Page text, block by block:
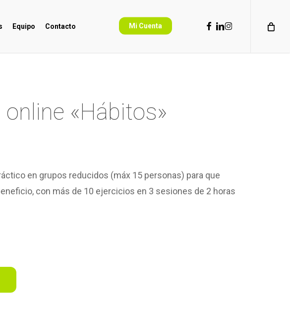
Equipo Contacto Mi Cuenta facebook
linkedin
instagram
«Hábitos»
en grupos reducidos (máx 15 personas) para que
con más de 10 ejercicios en 3 sesiones de 2 horas